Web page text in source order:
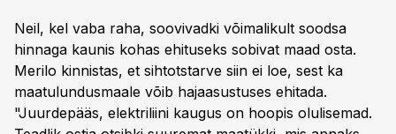
Neil, kel vaba raha, soovivadki võimalikult soodsa
hinnaga kaunis kohas ehituseks sobivat maad osta.
Merilo kinnistas, et sihtotstarve siin ei loe, sest ka
maatulundusmaale võib hajaasustuses ehitada.
"Juurdepääs, elektriliini kaugus on hoopis olulisemad.